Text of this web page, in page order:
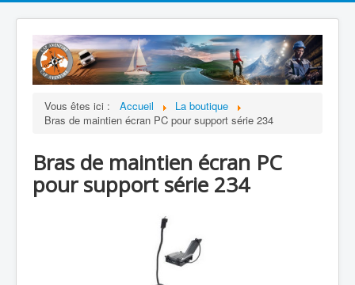
Vous êtes ici : Accueil
La boutique
Bras de maintien écran PC pour support série 234
Bras de maintien écran PC
pour support série 234